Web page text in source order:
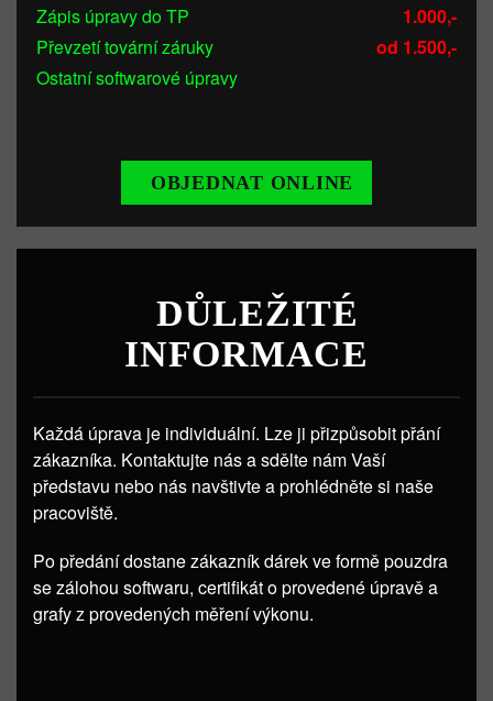
Zápis úpravy do TP
1.000,-
Převzetí tovární záruky
od 1.500,-
Ostatní softwarové úpravy
OBJEDNAT ONLINE
DŮLEŽITÉ
INFORMACE
Každá úprava je individuální. Lze ji přizpůsobit přání
zákazníka. Kontaktujte nás a sdělte nám Vaší
představu nebo nás navštivte a prohlédněte si naše
pracoviště.
Po předání dostane zákazník dárek ve formě pouzdra
se zálohou softwaru, certifikát o provedené úpravě a
grafy z provedených měření výkonu.